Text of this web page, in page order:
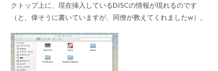
クトップ上に、現在挿入しているDISCの情報が現れるのです
（と、偉そうに書いていますが、同僚が教えてくれましたw）。